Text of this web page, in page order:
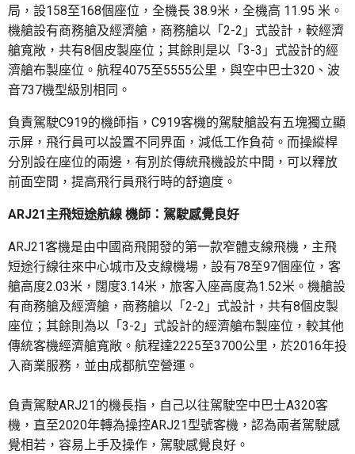
局，設158至168個座位，全機長 38.9米，全機高 11.95 米。
機艙設有商務艙及經濟艙，商務艙以「2-2」式設計，較經濟
艙寬敞，共有8個皮製座位；其餘則是以「3-3」式設計的經
濟艙布製座位。航程4075至5555公里，與空中巴士320、波
音737機型級別相同。
負責駕駛C919的機師指，C919客機的駕駛艙設有五塊獨立顯
示屏，飛行員可以設置不同界面，減低工作負荷。而操縱桿
分別設在座位的兩邊，有別於傳統飛機設於中間，可以釋放
前面空間，提高飛行員飛行時的舒適度。
ARJ21主飛短途航線 機師：駕駛感覺良好
ARJ21客機是由中國商飛開發的第一款窄體支線飛機，主飛
短途行線往來中心城市及支線機場，設有78至97個座位，客
艙高度2.03米，闊度3.14米，旅客入座高度為1.52米。機艙設
有商務艙及經濟艙，商務艙以「2-2」式設計，共有8個皮製
座位；其餘則為以「3-2」式設計的經濟艙布製座位，較其他
傳統客機經濟艙寬敞。航程達2225至3700公里，於2016年投
入商業服務，並由成都航空營運。
負責駕駛ARJ21的機長指，自己以往駕駛空中巴士A320客
機，直至2020年轉為操控ARJ21型號客機，認為兩者駕駛感
覺相若，容易上手及操作，駕駛感覺良好。